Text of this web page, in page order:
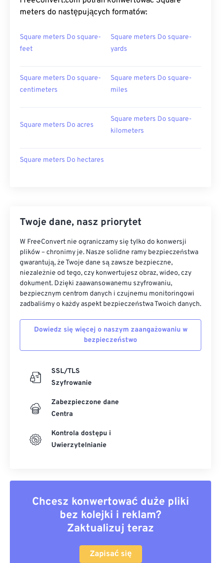
meters do następujących formatów:
Square meters Do square-
feet
Square meters Do square-
yards
Square meters Do square-
centimeters
Square meters Do square-
miles
Square meters Do acres
Square meters Do square-
kilometers
Square meters Do hectares
Twoje dane, nasz priorytet
W FreeConvert nie ograniczamy się tylko do konwersji
plików – chronimy je. Nasze solidne ramy bezpieczeństwa
gwarantują, że Twoje dane są zawsze bezpieczne,
niezależnie od tego, czy konwertujesz obraz, wideo, czy
dokument. Dzięki zaawansowanemu szyfrowaniu,
bezpiecznym centrom danych i czujnemu monitoringowi
zadbaliśmy o każdy aspekt bezpieczeństwa Twoich danych.
Dowiedz się więcej o naszym zaangażowaniu w
bezpieczeństwo
SSL/TLS
Szyfrowanie
Zabezpieczone dane
Centra
Kontrola dostępu i
Uwierzytelnianie
Chcesz konwertować duże pliki
bez kolejki i reklam?
Zaktualizuj teraz
Zapisać się